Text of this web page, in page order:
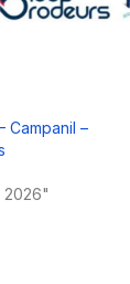
Campanil –
2026"